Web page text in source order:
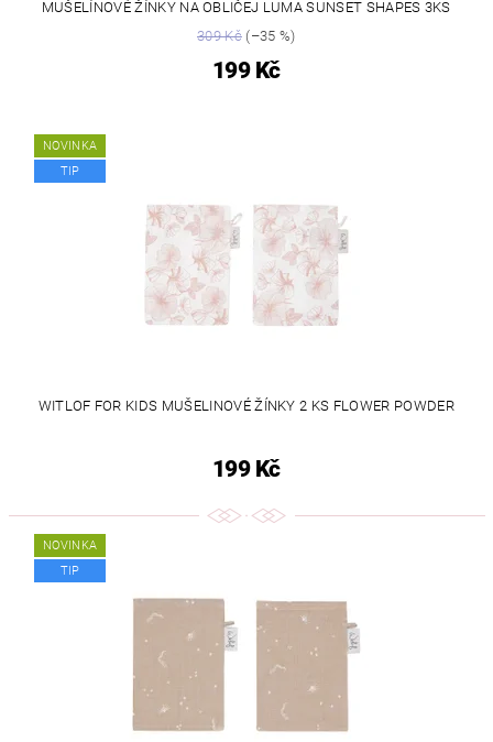
MUŠELÍNOVÉ ŽÍNKY NA OBLIČEJ LUMA SUNSET SHAPES 3KS
309 Kč(–35 %)
199 Kč
NOVINKA
TIP
WITLOF FOR KIDS MUŠELINOVÉ ŽÍNKY 2 KS FLOWER POWDER
199 Kč
NOVINKA
TIP